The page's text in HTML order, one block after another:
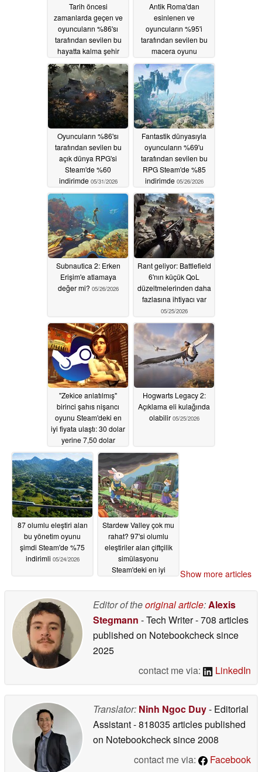
Tarih öncesi
zamanlarda geçen ve
oyuncuların %86'sı
tarafından sevilen bu
hayatta kalma şehir
kurma oyunu Steam'de
%50 indirimli06/04/2026
Antik Roma'dan
esinlenen ve
oyuncuların %95'i
tarafından sevilen bu
macera oyunu
Steam'de %75
indirimde06/02/2026
Oyuncuların %86'sı
tarafından sevilen bu
açık dünya RPG'si
Steam'de %60
indirimde 05/31/2026
Fantastik dünyasıyla
oyuncuların %69'u
tarafından sevilen bu
RPG Steam'de %85
indirimde 05/26/2026
Subnautica 2: Erken
Erişim'e atlamaya
değer mi? 05/26/2026
Rant geliyor: Battlefield
6'nın küçük QoL
düzeltmelerinden daha
fazlasına ihtiyacı var
05/25/2026
"Zekice anlatılmış"
birinci şahıs nişancı
oyunu Steam'deki en
iyi fiyata ulaştı: 30 dolar
yerine 7,50 dolar
05/25/2026
Hogwarts Legacy 2:
Açıklama eli kulağında
olabilir 05/25/2026
87 olumlu eleştiri alan
bu yönetim oyunu
şimdi Steam'de %75
indirimli 05/24/2026
Stardew Valley çok mu
rahat? 97'si olumlu
eleştiriler alan çiftçilik
simülasyonu
Steam'deki en iyi
Show more articles
Editor of theoriginal article:Alexis
Stegmann - Tech Writer- 708 articles
published on Notebookchecksince
2025
contact me via:
LinkedIn
Translator: Ninh Ngoc Duy- Editorial
Assistant- 818035 articles published
on Notebookchecksince 2008
contact me via:
Facebook